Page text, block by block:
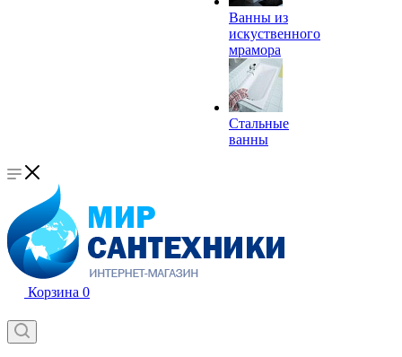
Ванны из
искуственного
мрамора
Стальные
ванны
Корзина 0